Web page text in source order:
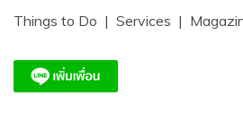
Things to Do | Services |